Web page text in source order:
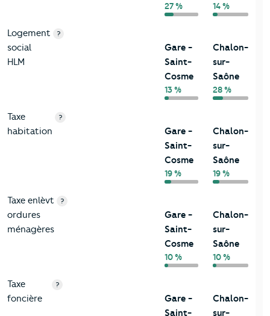
27 % 14 %
Logement
social
HLM
?
Gare -
Saint-
Cosme
13 %
Chalon-
sur-
Saône
28 %
Taxe
habitation
?
Gare -
Saint-
Cosme
19 %
Chalon-
sur-
Saône
19 %
Taxe enlèvt
ordures
ménagères
?
Gare -
Saint-
Cosme
10 %
Chalon-
sur-
Saône
10 %
Taxe
foncière
?
Gare -
Saint-
Chalon-
sur-